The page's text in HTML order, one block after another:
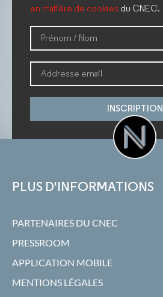
en matière de cookies du CNEC.
INSCRIPTION
PLUS D'INFORMATIONS
PARTENAIRES DU CNEC
PRESSROOM
APPLICATION MOBILE
MENTIONS LÉGALES